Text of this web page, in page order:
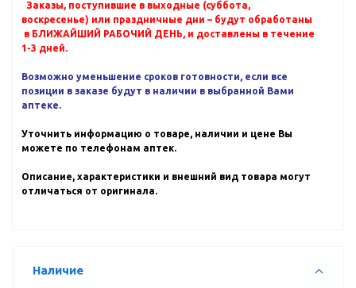
Заказы, поступившие в выходные (суббота,
воскресенье) или праздничные дни – будут обработаны
в БЛИЖАЙШИЙ РАБОЧИЙ ДЕНЬ, и доставлены в течение
1-3 дней.
Возможно уменьшение сроков готовности, если все
позиции в заказе будут в наличии в выбранной Вами
аптеке.
Уточнить информацию о товаре, наличии и цене Вы
можете по телефонам аптек.
Описание, характеристики и внешний вид товара могут
отличаться от оригинала.
Наличие